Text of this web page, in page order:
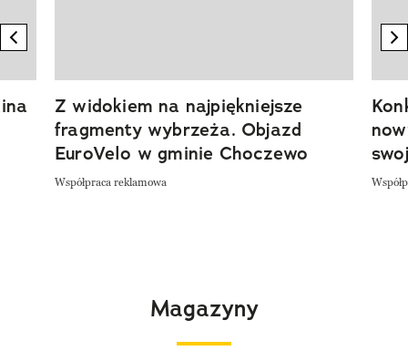
previous element
Z widokiem na najpiękniejsze
fragmenty wybrzeża. Objazd
EuroVelo w gminie Choczewo
Współpraca reklamowa
Magazyny